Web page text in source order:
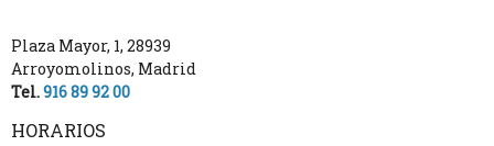
Plaza Mayor, 1, 28939
Arroyomolinos, Madrid
Tel.916 89 92 00
HORARIOS